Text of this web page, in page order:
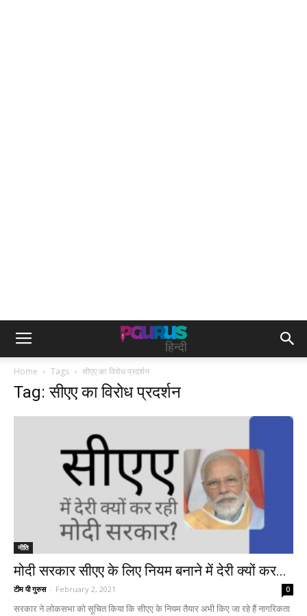
Home Tags सीएए का विरोध प्रदर्शन
Tag: सीएए का विरोध प्रदर्शन
नीति
मोदी सरकार सीएए के लिए नियम बनाने में देरी क्यों कर...
टीम पी गुरुस - February 2, 2021 0
सरकार ने लोकसभा को सूचित किया कि सीएए के नियम तैयार अभी किए जा रहे हैं नागरिकता